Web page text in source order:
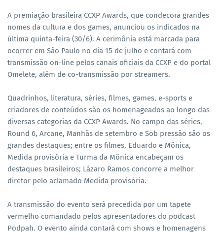
A premiação brasileira CCXP Awards, que condecora grandes
nomes da cultura e dos games, anunciou os indicados na
última quinta-feira (30/6). A cerimônia está marcada para
ocorrer em São Paulo no dia 15 de julho e contará com
transmissão on-line pelos canais oficiais da CCXP e do portal
Omelete, além de co-transmissão por streamers.
Quadrinhos, literatura, séries, filmes, games, e-sports e
criadores de conteúdos são os homenageados ao longo das
diversas categorias da CCXP Awards. No campo das séries,
Round 6, Arcane, Manhãs de setembro e Sob pressão são os
grandes destaques; entre os filmes, Eduardo e Mônica,
Medida provisória e Turma da Mônica encabeçam os
destaques brasileiros; Lázaro Ramos concorre a melhor
diretor pelo aclamado Medida provisória.
A transmissão do evento será precedida por um tapete
vermelho comandado pelos apresentadores do podcast
Podpah. O evento ainda contará com shows e homenagens